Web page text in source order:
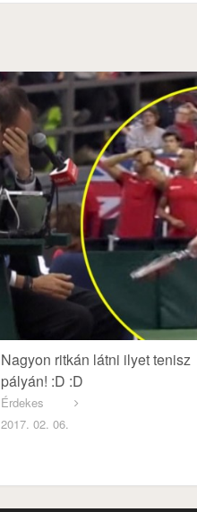
Nagyon ritkán látni ilyet tenisz
pályán! :D :D
Érdekes
2017. 02. 06.